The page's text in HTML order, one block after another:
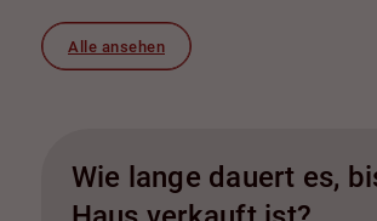
Alle ansehen
Wie lange dauert es,